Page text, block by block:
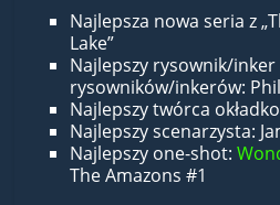
Najlepsza nowa seria z
Lake”
Najlepszy rysownik/inker
rysowników/inkerów:
Najlepszy twórca
Najlepszy scenarzysta:
Najlepszy one-shot:
The Amazons #1